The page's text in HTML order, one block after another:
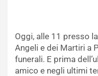
Oggi, alle 11 presso
Angeli e dei Martiri a
funerali. E prima
amico e negli ultimi